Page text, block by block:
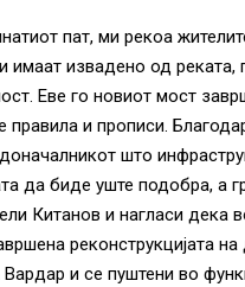
пат, ми рекоа
имаат извадено од реката,
Еве го новиот мост
правила и прописи.
што
да биде уште подобра, а
Китанов и нагласи дека
реконструкцијата на
и се пуштени во